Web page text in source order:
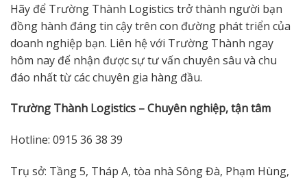
Hãy để Trường Thành Logistics trở thành người bạn
đồng hành đáng tin cậy trên con đường phát triển của
doanh nghiệp bạn. Liên hệ với Trường Thành ngay
hôm nay để nhận được sự tư vấn chuyên sâu và chu
đáo nhất từ các chuyên gia hàng đầu.
Trường Thành Logistics – Chuyên nghiệp, tận tâm
Hotline: 0915 36 38 39
Trụ sở: Tầng 5, Tháp A, tòa nhà Sông Đà, Phạm Hùng,